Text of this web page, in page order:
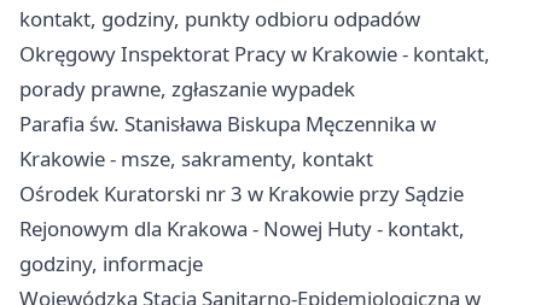
kontakt, godziny, punkty odbioru odpadów
Okręgowy Inspektorat Pracy w Krakowie - kontakt,
porady prawne, zgłaszanie wypadek
Parafia św. Stanisława Biskupa Męczennika w
Krakowie - msze, sakramenty, kontakt
Ośrodek Kuratorski nr 3 w Krakowie przy Sądzie
Rejonowym dla Krakowa - Nowej Huty - kontakt,
godziny, informacje
Wojewódzka Stacja Sanitarno-Epidemiologiczna w